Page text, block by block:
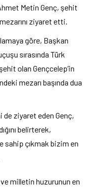
Metin Genç, şehit
ziyaret etti.
göre, Başkan
sırasında Türk
olan Gençcelep’in
mezarı başında dua
de ziyaret eden Genç,
belirterek,
sahip çıkmak bizim en
ve milletin huzurunun en